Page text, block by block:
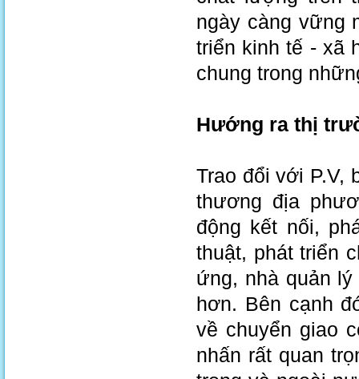
ngày càng vững
triển kinh tế - xã
chung trong
Hướng ra thị
Trao đổi với P.V,
thương địa
động kết nối,
thuật, phát triển
ứng, nhà quản
hơn. Bên cạnh
về chuyển giao
nhấn rất quan